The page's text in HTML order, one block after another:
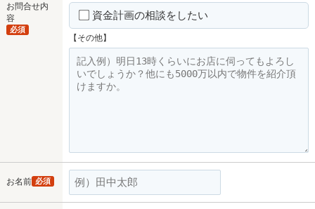
お問合せ内
容
必須
資金計画の相談をしたい
【その他】
お名前 必須